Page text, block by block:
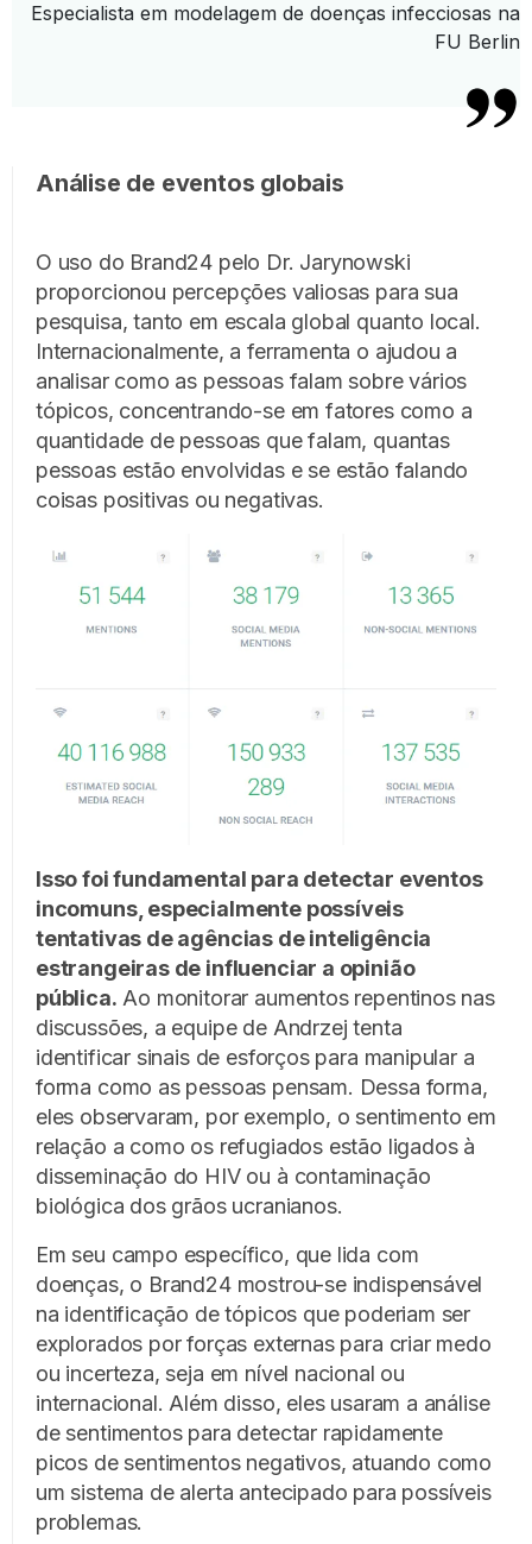
Especialista em modelagem de doenças infecciosas na
FU Berlin
Análise de eventos globais
O uso do Brand24 pelo Dr. Jarynowski
proporcionou percepções valiosas para sua
pesquisa, tanto em escala global quanto local.
Internacionalmente, a ferramenta o ajudou a
analisar como as pessoas falam sobre vários
tópicos, concentrando-se em fatores como a
quantidade de pessoas que falam, quantas
pessoas estão envolvidas e se estão falando
coisas positivas ou negativas.
Isso foi fundamental para detectar eventos
incomuns, especialmente possíveis
tentativas de agências de inteligência
estrangeiras de influenciar a opinião
pública. Ao monitorar aumentos repentinos nas
discussões, a equipe de Andrzej tenta
identificar sinais de esforços para manipular a
forma como as pessoas pensam. Dessa forma,
eles observaram, por exemplo, o sentimento em
relação a como os refugiados estão ligados à
disseminação do HIV ou à contaminação
biológica dos grãos ucranianos.
Em seu campo específico, que lida com
doenças, o Brand24 mostrou-se indispensável
na identificação de tópicos que poderiam ser
explorados por forças externas para criar medo
ou incerteza, seja em nível nacional ou
internacional. Além disso, eles usaram a análise
de sentimentos para detectar rapidamente
picos de sentimentos negativos, atuando como
um sistema de alerta antecipado para possíveis
problemas.